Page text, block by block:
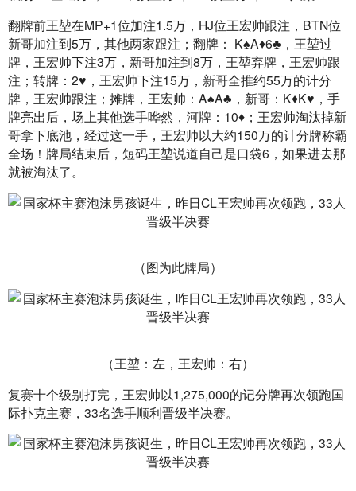
翻牌前王堃在MP+1位加注1.5万，HJ位王宏帅跟注，BTN位
新哥加注到5万，其他两家跟注；翻牌： K♠A♦6♣，王堃过
牌，王宏帅下注3万，新哥加注到8万，王堃弃牌，王宏帅跟
注；转牌：2♥，王宏帅下注15万，新哥全推约55万的计分
牌，王宏帅跟注；摊牌，王宏帅：A♠A♣，新哥：K♦K♥，手
牌亮出后，场上其他选手哗然，河牌：10♦；王宏帅淘汰掉新
哥拿下底池，经过这一手，王宏帅以大约150万的计分牌称霸
全场！牌局结束后，短码王堃说道自己是口袋6，如果进去那
就被淘汰了。
（图为此牌局）
（王堃：左，王宏帅：右）
复赛十个级别打完，王宏帅以1,275,000的记分牌再次领跑国
际扑克主赛，33名选手顺利晋级半决赛。